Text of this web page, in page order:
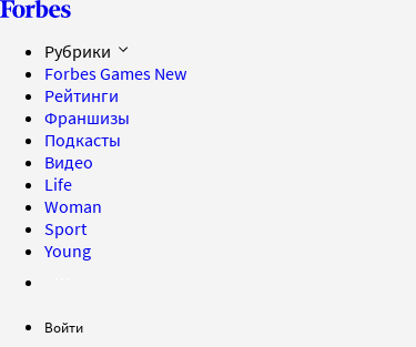
Рубрики
Forbes Games New
Рейтинги
Франшизы
Подкасты
Видео
Life
Woman
Sport
Young
Войти